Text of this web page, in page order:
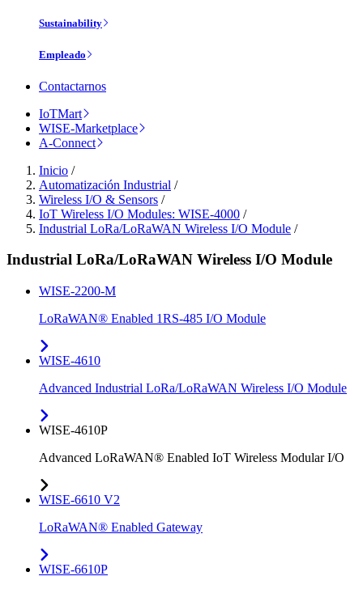
Sustainability
Empleado
Contactarnos
IoTMart
WISE-Marketplace
A-Connect
Inicio /
Automatización Industrial /
Wireless I/O & Sensors /
IoT Wireless I/O Modules: WISE-4000 /
Industrial LoRa/LoRaWAN Wireless I/O Module /
Industrial LoRa/LoRaWAN Wireless I/O Module
WISE-2200-M
LoRaWAN® Enabled 1RS-485 I/O Module
WISE-4610
Advanced Industrial LoRa/LoRaWAN Wireless I/O Module
WISE-4610P
Advanced LoRaWAN® Enabled IoT Wireless Modular I/O
WISE-6610 V2
LoRaWAN® Enabled Gateway
WISE-6610P